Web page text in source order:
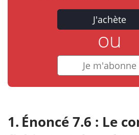
J'achète
ou
Je m'abonne
Énoncé 7.6 : Le